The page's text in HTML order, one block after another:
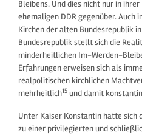
Bleibens. Und dies nicht nur in
ehemaligen DDR gegenüber. Auch
Kirchen der alten Bundesrepublik
Bundesrepublik stellt sich die
minderheitlichen Im-Werden-
Erfahrungen erweisen sich als
realpolitischen kirchlichen
mehrheitlich15 und damit
Unter Kaiser Konstantin hatte sich
zu einer privilegierten und